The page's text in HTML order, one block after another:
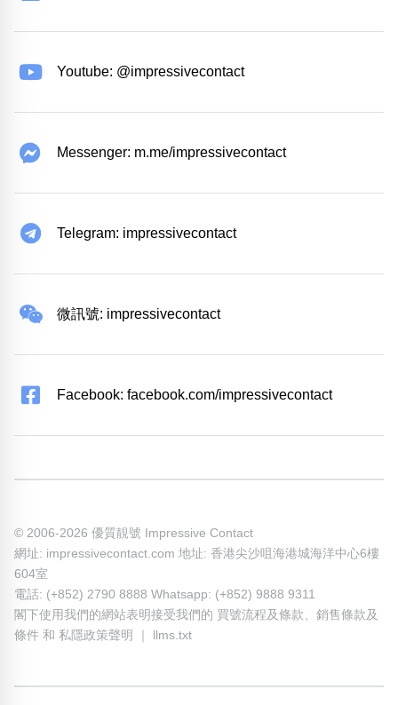
Youtube: @impressivecontact
Messenger: m.me/impressivecontact
Telegram: impressivecontact
微訊號: impressivecontact
Facebook: facebook.com/impressivecontact
© 2006-2026 優質靚號 Impressive Contact
網址: impressivecontact.com 地址: 香港尖沙咀海港城海洋中心6樓
604室
電話: (+852) 2790 8888 Whatsapp: (+852) 9888 9311
閣下使用我們的網站表明接受我們的 買號流程及條款、 銷售條款及
條件 和 私隱政策聲明 llms.txt